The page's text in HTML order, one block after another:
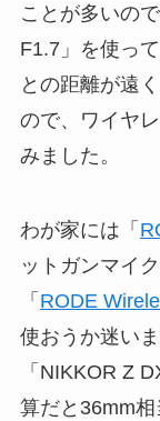
ことが多いの
F1.7」を使っ
との距離が遠
ので、ワイヤ
みました。
わが家には「
ットガンマイ
「 RODE
使おうか迷い
「NIKKOR Z
算だと36mm相